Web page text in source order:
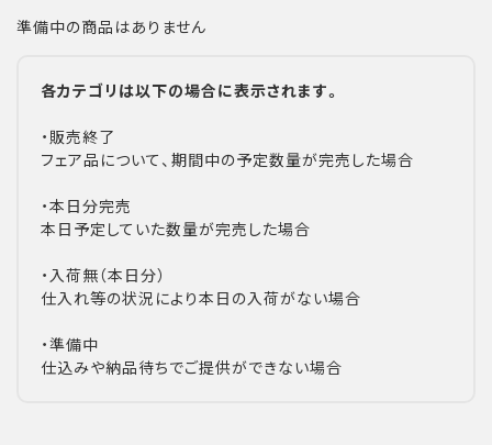
準備中の商品はありません
各カテゴリは以下の場合に表示されます。
・販売終了
フェア品について、期間中の予定数量が完売した場合
・本日分完売
本日予定していた数量が完売した場合
・入荷無（本日分）
仕入れ等の状況により本日の入荷がない場合
・準備中
仕込みや納品待ちでご提供ができない場合